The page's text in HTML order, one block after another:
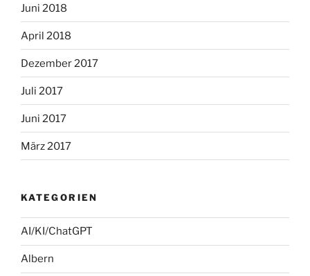
Juni 2018
April 2018
Dezember 2017
Juli 2017
Juni 2017
März 2017
KATEGORIEN
AI/KI/ChatGPT
Albern